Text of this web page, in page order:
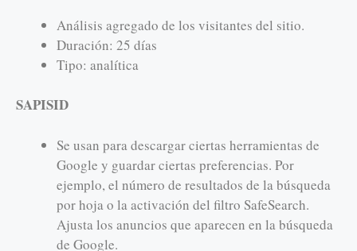
Análisis agregado de los visitantes del sitio.
Duración: 25 días
Tipo: analítica
SAPISID
Se usan para descargar ciertas herramientas de
Google y guardar ciertas preferencias. Por
ejemplo, el número de resultados de la búsqueda
por hoja o la activación del filtro SafeSearch.
Ajusta los anuncios que aparecen en la búsqueda
de Google.